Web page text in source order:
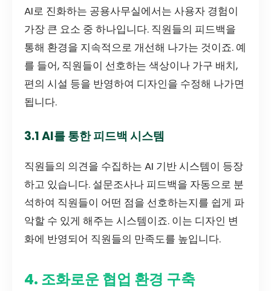
AI로 진화하는 공용사무실에서는 사용자 경험이
가장 큰 요소 중 하나입니다. 직원들의 피드백을
통해 환경을 지속적으로 개선해 나가는 것이죠. 예
를 들어, 직원들이 선호하는 색상이나 가구 배치,
편의 시설 등을 반영하여 디자인을 수정해 나가면
됩니다.
3.1 AI를 통한 피드백 시스템
직원들의 의견을 수집하는 AI 기반 시스템이 등장
하고 있습니다. 설문조사나 피드백을 자동으로 분
석하여 직원들이 어떤 점을 선호하는지를 쉽게 파
악할 수 있게 해주는 시스템이죠. 이는 디자인 변
화에 반영되어 직원들의 만족도를 높입니다.
4. 조화로운 협업 환경 구축